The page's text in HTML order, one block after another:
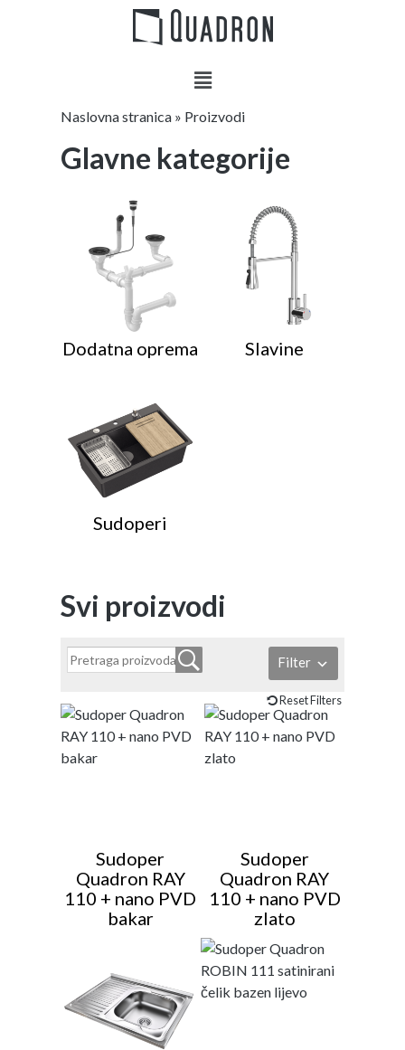
Naslovna stranica » Proizvodi
Glavne kategorije
Dodatna oprema Slavine
Sudoperi
Svi proizvodi
Filter
Reset Filters
Sudoper
Quadron RAY
110 + nano PVD
bakar
Sudoper
Quadron RAY
110 + nano PVD
zlato